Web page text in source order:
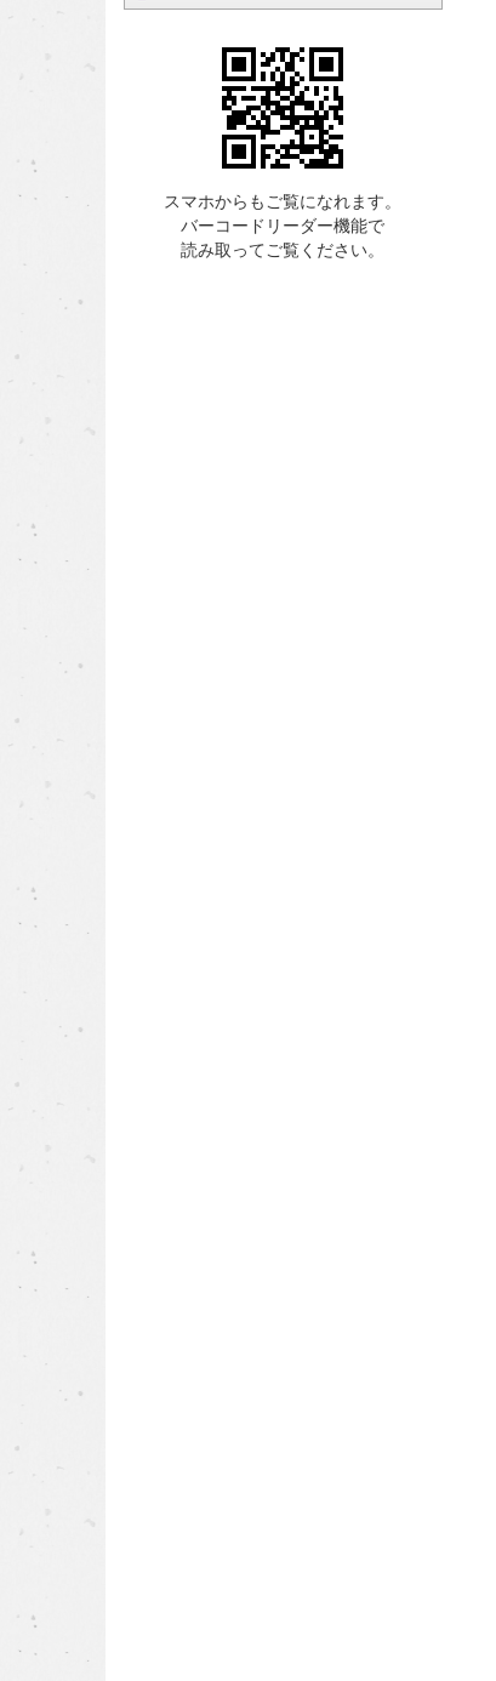
スマホからもご覧になれます。
バーコードリーダー機能で
読み取ってご覧ください。